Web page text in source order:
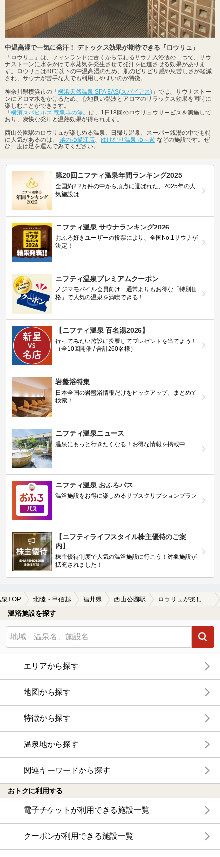
中温高湿で一気に発汗！ デトックス効果が期待できる「ロウリュ」
「ロウリュ」は、フィンランドに古くから伝わるサウナ入浴法の一つで、サウ
ナストーンに水をかけて水蒸気を発生させて発汗を促進させる効果がありま
す。ロウリュは80℃以下の中温高湿のため、肌のピリピリ感や息苦しさが軽減
され、サウナが苦手な人でも利用しやすいのが特徴。
神奈川県横浜市の「 横浜天然温泉 SPA EAS(スパイアス) 」では、サウナストー
ンにアロマ水をかけるため、心地良い熱波とアロマのリラックス効果を同時に
楽しむことができます。
「 横濱スパヒルズ 竜泉寺の湯 」は、1日18回のロウリュウサービスを実施して
おり、爽快な発汗と温熱効果が得られます。
西山公園駅のロウリュが楽しめる温泉、日帰り温泉、スーパー銭湯の中でも特
に人気があるのは、 越のゆ鯖江店、 ゆけむり温泉 ゆ～遊 などの施設です。ぜ
ひ一度は足を運んでみてください。
第20回ニフティ温泉年間ランキング2025
全国約2.2万件の中から頂点に選ばれた、2025年の人
気施設は…
ニフティ温泉 サウナランキング2026
おふろ好きユーザーの投票により、全国No.1サウナが
決定！
ニフティ温泉プレミアムクーポン
ノジマモバイル会員向け 通常よりもお得な「特別価
格」で人気の温泉を満喫できる！
【ニフティ温泉 百名湯2026】
行ってみたい施設に投票してプレゼントを当てよう！
（全10回開催 / 合計260名様）
岩盤浴特集
日本全国の岩盤浴情報だけをピックアップ。まとめて
検索！
ニフティ温泉ニュース
温泉にもっと行きたくなる！お得な情報を掲載中
ニフティ温泉 おふろパス
温浴施設をお得に楽しめるサブスクリプションプラン
【ニフティライフスタイル株主優待のご案
内】
株主優待制度で人気の温浴施設に行こう！対象施設が
拡充されました！
泉TOP 北陸・甲信越 福井県 西山公園駅
温浴施設を探す
エリアから探す
地図から探す
特徴から探す
温泉地から探す
関連キーワードから探す
おトクに利用する
電子チケットが利用できる施設一覧
クーポンが利用できる施設一覧